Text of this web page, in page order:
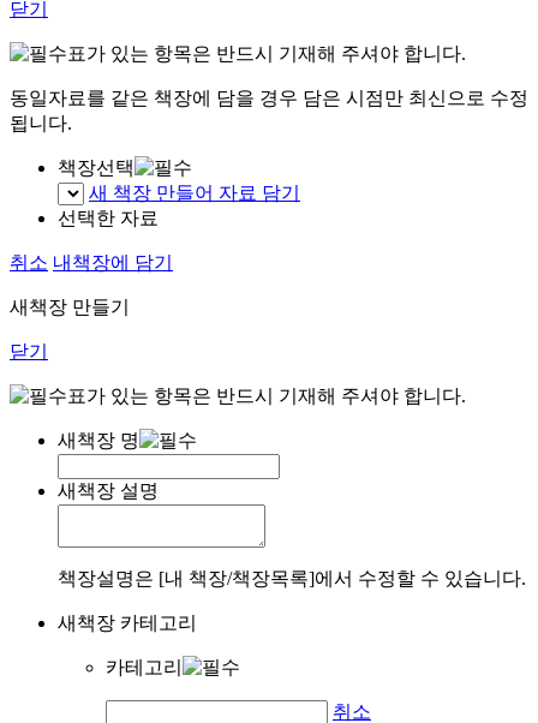
닫기
표가 있는 항목은 반드시 기재해 주셔야 합니다.
동일자료를 같은 책장에 담을 경우 담은 시점만 최신으로 수정
됩니다.
책장선택
새 책장 만들어 자료 담기
선택한 자료
취소 내책장에 담기
새책장 만들기
닫기
표가 있는 항목은 반드시 기재해 주셔야 합니다.
새책장 명
새책장 설명
책장설명은 [내 책장/책장목록]에서 수정할 수 있습니다.
새책장 카테고리
카테고리
취소